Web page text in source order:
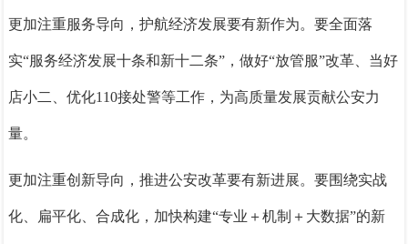
更加注重服务导向，护航经济发展要有新作为。要全面落
实“服务经济发展十条和新十二条”，做好“放管服”改革、当好
店小二、优化110接处警等工作，为高质量发展贡献公安力
量。
更加注重创新导向，推进公安改革要有新进展。要围绕实战
化、扁平化、合成化，加快构建“专业＋机制＋大数据”的新